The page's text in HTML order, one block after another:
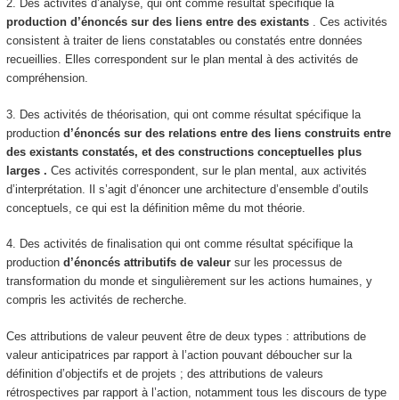
2. Des activités d’analyse, qui ont comme résultat spécifique la
production d’énoncés sur des liens entre des existants . Ces activités
consistent à traiter de liens constatables ou constatés entre données
recueillies. Elles correspondent sur le plan mental à des activités de
compréhension.
3. Des activités de théorisation, qui ont comme résultat spécifique la
production d’énoncés sur des relations entre des liens construits entre
des existants constatés, et des constructions conceptuelles plus
larges . Ces activités correspondent, sur le plan mental, aux activités
d’interprétation.
Il s’agit d’énoncer une architecture d’ensemble d’outils
conceptuels, ce qui est la définition même du mot théorie.
4. Des activités de finalisationqui ont comme résultat spécifique la
production d’énoncés attributifs de valeur sur les processus de
transformation du monde et singulièrement sur les actions humaines, y
compris les activités de recherche.
Ces attributions de valeur peuvent être de deux types : attributions de
valeur anticipatrices par rapport à l’action pouvant déboucher sur la
définition d’objectifs et de projets ; des attributions de valeurs
rétrospectives par rapport à l’action, notamment tous les discours de type